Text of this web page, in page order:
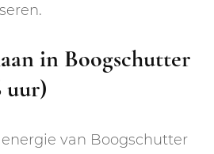
in Boogschutter
uur)
van Boogschutter